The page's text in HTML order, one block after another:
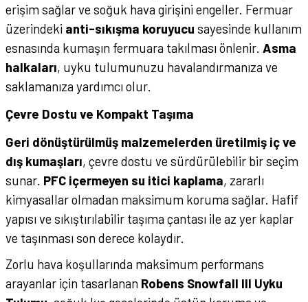
erişim sağlar ve soğuk hava girişini engeller. Fermuar
üzerindeki anti-sıkışma koruyucu sayesinde kullanım
esnasında kumaşın fermuara takılması önlenir. Asma
halkaları, uyku tulumunuzu havalandırmanıza ve
saklamanıza yardımcı olur.
Çevre Dostu ve Kompakt Taşıma
Geri dönüştürülmüş malzemelerden üretilmiş iç ve
dış kumaşları, çevre dostu ve sürdürülebilir bir seçim
sunar. PFC içermeyen su itici kaplama, zararlı
kimyasallar olmadan maksimum koruma sağlar. Hafif
yapısı ve sıkıştırılabilir taşıma çantası ile az yer kaplar
ve taşınması son derece kolaydır.
Zorlu hava koşullarında maksimum performans
arayanlar için tasarlanan Robens Snowfall III Uyku